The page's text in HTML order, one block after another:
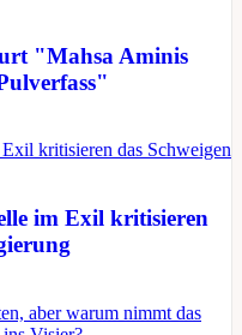
"Mahsa Aminis
im Exil kritisieren